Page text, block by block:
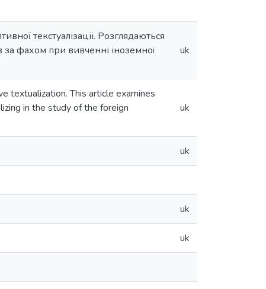
текстуалізаціі. Розглядаються
за фахом при вивченні іноземної
uk
textualization. This article examines
in the study of the foreign
uk
uk
uk
uk